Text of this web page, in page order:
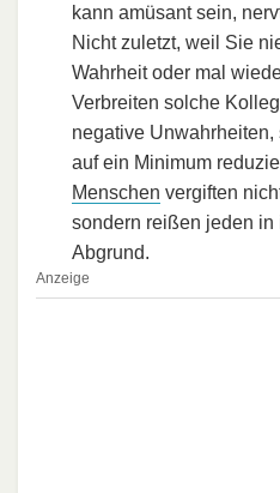
kann amüsant sein,
Nicht zuletzt, weil Sie
Wahrheit oder mal
Verbreiten solche
negative
auf ein Minimum
Menschen vergiften
sondern reißen jeden in
Abgrund.
Anzeige